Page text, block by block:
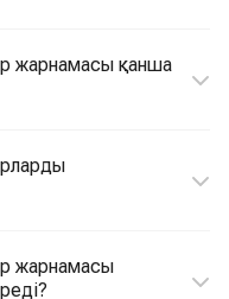
жарнамасы қанша
жарнамасы